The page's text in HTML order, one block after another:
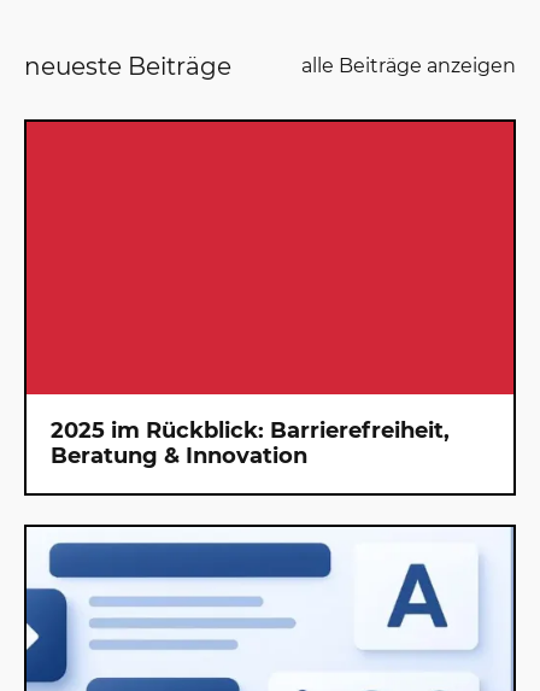
neueste Beiträge alle Beiträge anzeigen
2025 im Rückblick: Barrierefreiheit,
Beratung & Innovation